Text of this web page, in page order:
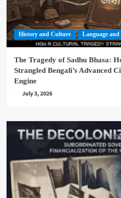
History and Culture Language
The Tragedy of Sadhu Bhasa:
Strangled Bengali’s Advanced
Engine
July 3, 2026